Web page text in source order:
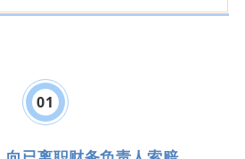
01